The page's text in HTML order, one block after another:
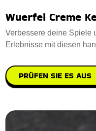
Wuerfel Creme
Verbessere deine Spiele
Erlebnisse mit diesen
PRÜFEN SIE ES AUS